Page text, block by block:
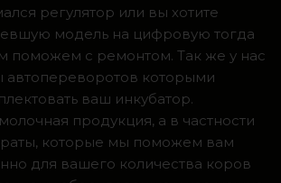
регулятор или вы хотите
модель на цифровую тогда
поможем с ремонтом. Так же у нас
автопереворотов которыми
ваш инкубатор.
продукция, а в частности
которые мы поможем вам
для вашего количества коров